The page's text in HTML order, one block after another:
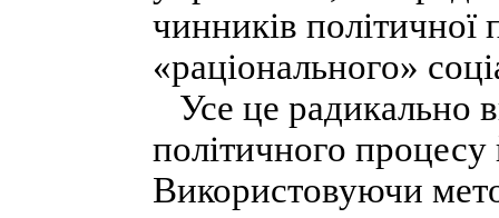
чинників
«раціонального»
Усе це радикально
політичного процесу
Використовуючи